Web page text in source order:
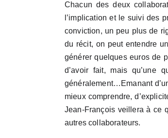
Chacun des deux
l’implication et le suivi des
conviction, un peu plus de
du récit, on peut entendre
générer quelques euros de
d’avoir fait, mais qu’une
généralement…Emanant
mieux comprendre,
Jean-François veillera à ce
autres collaborateurs.